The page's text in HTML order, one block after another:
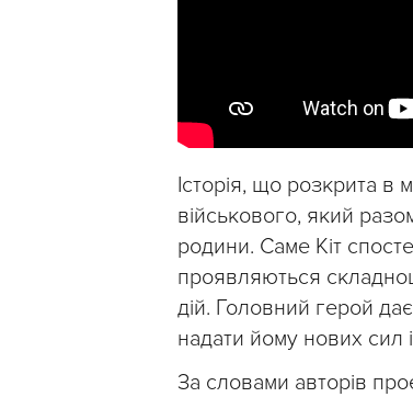
Історія, що розкрита в
військового, який
родини. Саме Кіт
проявляються
дій. Головний герой
надати йому нових сил
За словами авторів